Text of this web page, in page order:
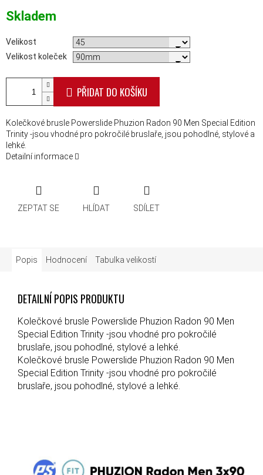
Skladem
Velikost
Velikost koleček
PŘIDAT DO KOŠÍKU
Kolečkové brusle Powerslide Phuzion Radon 90 Men Special Edition
Trinity -jsou vhodné pro pokročilé bruslaře, jsou pohodlné, stylové a
lehké.
Detailní informace
ZEPTAT SE HLÍDAT SDÍLET
Popis Hodnocení Tabulka velikostí
DETAILNÍ POPIS PRODUKTU
Kolečkové brusle Powerslide Phuzion Radon 90 Men
Special Edition Trinity -jsou vhodné pro pokročilé
bruslaře, jsou pohodlné, stylové a lehké.
Kolečkové brusle Powerslide Phuzion Radon 90 Men
Special Edition Trinity -jsou vhodné pro pokročilé
bruslaře, jsou pohodlné, stylové a lehké.